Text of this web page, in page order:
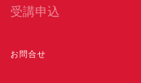
受講申込
お問合せ